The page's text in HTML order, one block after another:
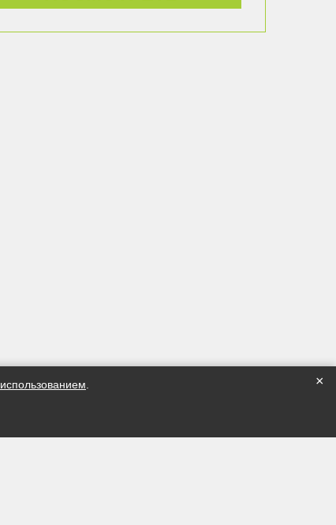
×
использованием